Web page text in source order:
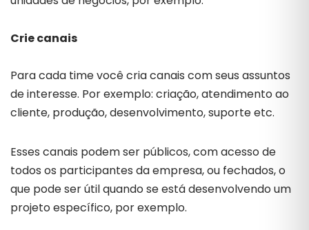
Crie canais
Para cada time você cria canais com seus assuntos
de interesse. Por exemplo: criação, atendimento ao
cliente, produção, desenvolvimento, suporte etc.
Esses canais podem ser públicos, com acesso de
todos os participantes da empresa, ou fechados, o
que pode ser útil quando se está desenvolvendo um
projeto específico, por exemplo.